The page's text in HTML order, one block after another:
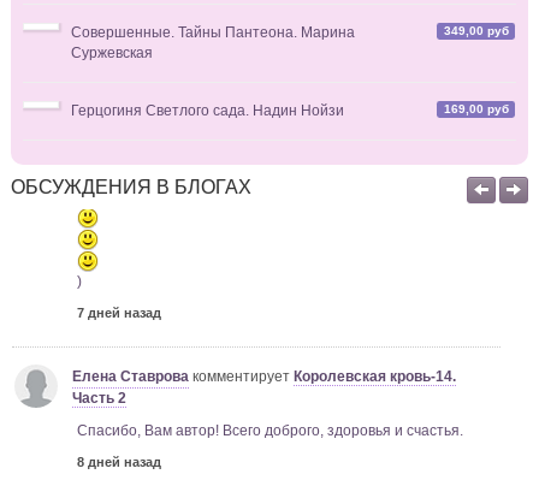
349,00 руб
Совершенные. Тайны Пантеона. Марина
Суржевская
169,00 руб
Герцогиня Светлого сада. Надин Нойзи
ОБСУЖДЕНИЯ В БЛОГАХ
"Не брат ты мне"
)
7 дней назад
Елена Ставрова комментирует Королевская кровь-14.
Часть 2
Спасибо, Вам автор! Всего доброго, здоровья и счастья.
8 дней назад